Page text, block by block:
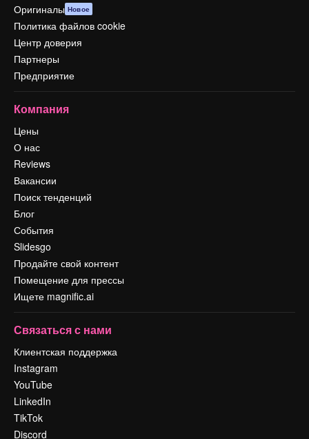
Оригиналы Новое
Политика файлов cookie
Центр доверия
Партнеры
Предприятие
Компания
Цены
О нас
Reviews
Вакансии
Поиск тенденций
Блог
События
Slidesgo
Продайте свой контент
Помещение для прессы
Ищете magnific.ai
Связаться с нами
Клиентская поддержка
Instagram
YouTube
LinkedIn
TikTok
Discord